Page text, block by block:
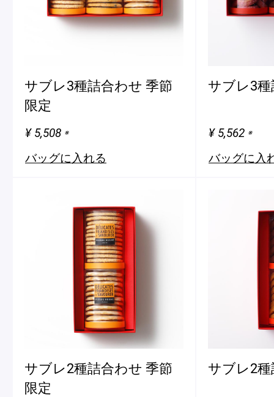
サブレ3種詰合わせ 季節
限定
¥ 5,508 ※
バッグに入れる
サブレ3
¥ 5,562 ※
バッグに入
サブレ2種詰合わせ 季節
限定
サブレ2